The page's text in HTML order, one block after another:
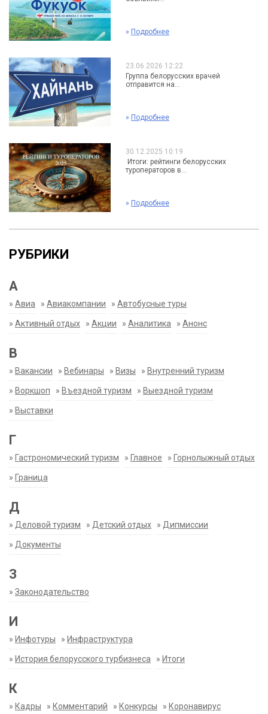
» Подробнее
23.06.2026 12:22
Группа белорусских врачей
отправится на...
» Подробнее
30.12.2025 10:19
Итоги: рейтинги белорусских
туроператоров в...
» Подробнее
РУБРИКИ
А
» Авиа » Авиакомпании » Автобусные туры
» Активный отдых » Акции » Аналитика » Анонс
В
» Вакансии » Вебинары » Визы » Внутренний туризм
» Воркшоп » Въездной туризм » Выездной туризм
» Выставки
Г
» Гастрономический туризм » Главное » Горнолыжный отдых
» Граница
Д
» Деловой туризм » Детский отдых » Дипмиссии
» Документы
З
» Законодательство
И
» Инфотуры » Инфраструктура
» История белорусского турбизнеса » Итоги
К
» Кадры » Комментарий » Конкурсы » Коронавирус